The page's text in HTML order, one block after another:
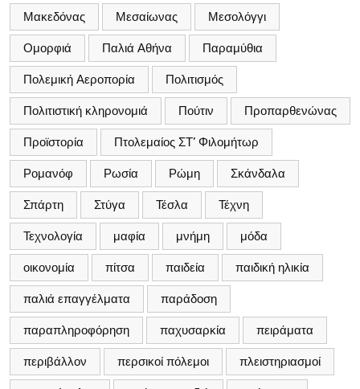
Μακεδόνας Μεσαίωνας Μεσολόγγι
Ομορφιά Παλιά Αθήνα Παραμύθια
Πολεμική Αεροπορία Πολιτισμός
Πολιτιστική κληρονομιά Πούτιν Προπαρθενώνας
Προϊστορία Πτολεμαίος ΣΤ’ Φιλομήτωρ
Ρομανόφ Ρωσία Ρώμη Σκάνδαλα
Σπάρτη Στύγα Τέσλα Τέχνη
Τεχνολογία μαφία μνήμη μόδα
οικονομία πίτσα παιδεία παιδική ηλικία
παλιά επαγγέλματα παράδοση
παραπληροφόρηση παχυσαρκία πειράματα
περιβάλλον περσικοί πόλεμοι πλειστηριασμοί